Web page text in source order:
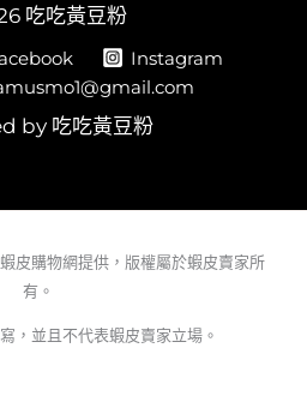
吃吃黃豆粉
Instagram
by 吃吃黃豆粉
皮購物網提供，版權屬於蝦皮賣家所
有。
，並且不代表蝦皮賣家立場。